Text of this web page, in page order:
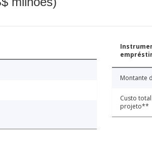
Montante
Custo
projeto**